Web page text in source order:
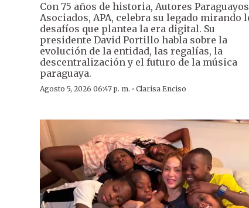
Con 75 años de historia, Autores Paraguayos
Asociados, APA, celebra su legado mirando
desafíos que plantea la era digital. Su
presidente David Portillo habla sobre la
evolución de la entidad, las regalías, la
descentralización y el futuro de la música
paraguaya.
Agosto 5, 2026 06:47 p. m. · Clarisa Enciso